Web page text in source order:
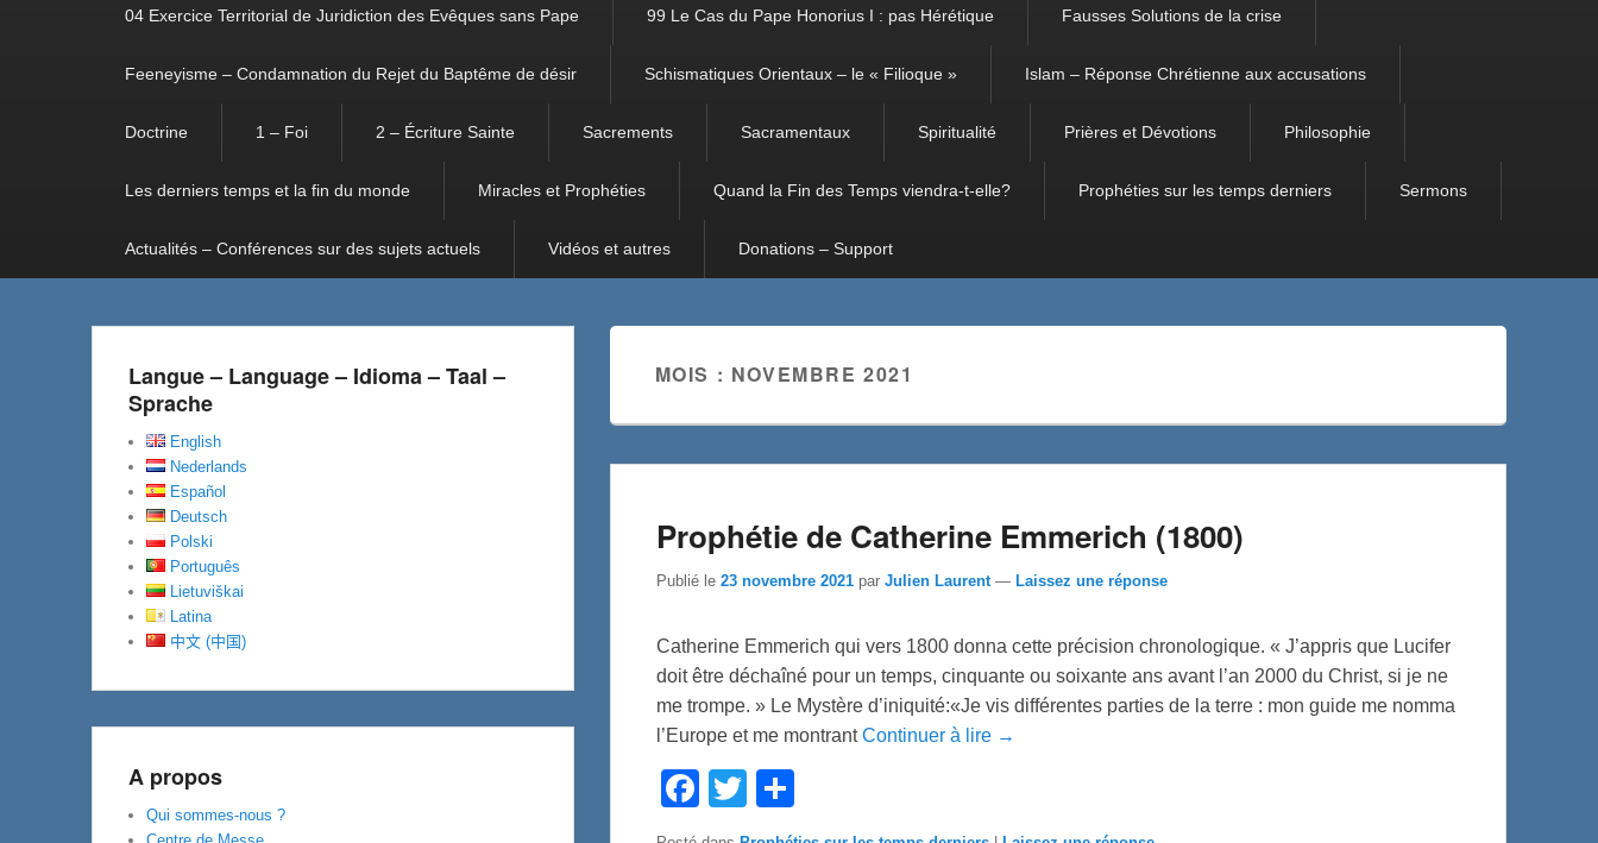
04 Exercice Territorial de Juridiction des Evêques sans Pape 99 Le Cas du Pape Honorius I : pas Hérétique Fausses Solutions de la crise
Feeneyisme – Condamnation du Rejet du Baptême de désir Schismatiques Orientaux – le « Filioque » Islam – Réponse Chrétienne aux accusations
Doctrine 1 – Foi 2 – Écriture Sainte Sacrements Sacramentaux Spiritualité Prières et Dévotions Philosophie
Les derniers temps et la fin du monde Miracles et Prophéties Quand la Fin des Temps viendra-t-elle? Prophéties sur les temps derniers Sermons
Actualités – Conférences sur des sujets actuels Vidéos et autres Donations – Support
MOIS : NOVEMBRE 2021
Prophétie de Catherine Emmerich (1800)
Publié le 23 novembre 2021 par Julien Laurent — Laissez une réponse
Catherine Emmerich qui vers 1800 donna cette précision chronologique. « J’appris que Lucifer
doit être déchaîné pour un temps, cinquante ou soixante ans avant l’an 2000 du Christ, si je ne
me trompe. » Le Mystère d’iniquité:«Je vis différentes parties de la terre : mon guide me nomma
l’Europe et me montrantContinuer à lire →
F
e
T
t
t
Langue – Language – Idioma – Taal –
Sprache
English
Nederlands
Español
Deutsch
Polski
Português
Lietuviškai
Latina
中文 (中国)
A propos
Qui sommes-nous ?